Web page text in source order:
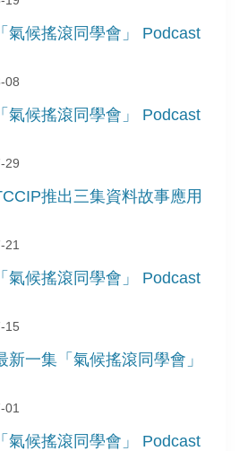
氣候搖滾同學會」 Podcast
08
氣候搖滾同學會」 Podcast
29
推出三集資料故事應用
氣候搖滾同學會」 Podcast
15
一集「氣候搖滾同學會」
氣候搖滾同學會」 Podcast